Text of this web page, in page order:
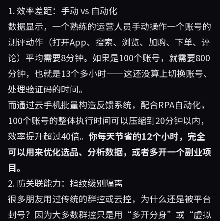
1. 效率差距：手动 vs 自动化
数据显示，一个熟练的运营人员手动操作一个账号的
测评动作（打开App、搜索、浏览、加购、下单、评
论）平均需要8分钟。如果是100个账号，就需要800
分钟，也就是13个多小时——这还没算上切换账号、
处理验证码的时间。
而通过云手机批量构造反馈系统，配合RPA自动化，
100个账号的整体执行时间可以压缩到20分钟以内，
效率提升超过40倍。 你每天节省的12个小时，完全
可以用来优化选品、分析数据，或者多开一个副业项
目。
2. 防关联能力：指纹级别隔离
很多朋友用过传统的群控或云控，为什么还是被平台
封号？因为大多数群控只是用“多开分身”或“虚拟